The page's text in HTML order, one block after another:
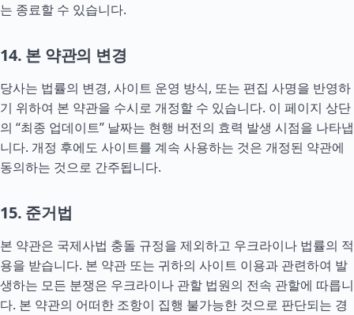
는 종료할 수 있습니다.
14. 본 약관의 변경
당사는 법률의 변경, 사이트 운영 방식, 또는 편집 사명을 반영하
기 위하여 본 약관을 수시로 개정할 수 있습니다. 이 페이지 상단
의 “최종 업데이트” 날짜는 현행 버전의 효력 발생 시점을 나타냅
니다. 개정 후에도 사이트를 계속 사용하는 것은 개정된 약관에
동의하는 것으로 간주됩니다.
15. 준거법
본 약관은 국제사법 충돌 규정을 제외하고 우크라이나 법률의 적
용을 받습니다. 본 약관 또는 귀하의 사이트 이용과 관련하여 발
생하는 모든 분쟁은 우크라이나 관할 법원의 전속 관할에 따릅니
다. 본 약관의 어떠한 조항이 집행 불가능한 것으로 판단되는 경